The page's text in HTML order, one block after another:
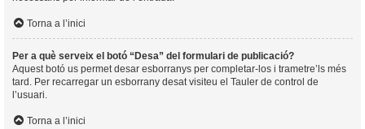
Torna a l’inici
Per a què serveix el botó “Desa” del formulari de publicació?
Aquest botó us permet desar esborranys per completar-los i trametre’ls més
tard. Per recarregar un esborrany desat visiteu el Tauler de control de
l’usuari.
Torna a l’inici